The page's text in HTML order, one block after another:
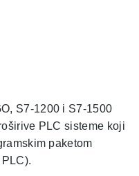
S7-1200 i S7-1500
PLC sisteme koji
paketom